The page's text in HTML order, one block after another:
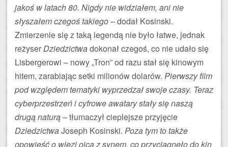
jakoś w latach 80. Nigdy nie widziałem, ani nie
słyszałem czegoś takiego– dodał Kosinski.
Zmierzenie się z taką legendą nie było łatwe, jednak
reżyser Dziedzictwadokonał czegoś, co nie udało się
Lisbergerowi – nowy „Tron” od razu stał się kinowym
hitem, zarabiając setki milionów dolarów. Pierwszy film
pod względem tematyki wyprzedzał swoje czasy. Teraz
cyberprzestrzeń i cyfrowe awatary stały się naszą
drugą naturą– tłumaczył cieplejsze przyjęcie
DziedzictwaJoseph Kosinski. Poza tym to także
opowieść o więzi ojca z synem, co przyciągnęło do kin